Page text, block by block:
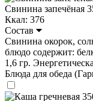
Свинина запечёная
Ккал: 376
Состав
Свинина окорок,
блюдо содержит:
1,6 гр.
Блюда для обеда